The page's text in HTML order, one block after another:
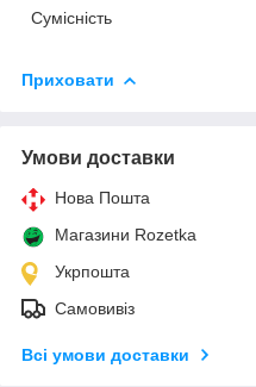
Сумісність
Приховати
Умови доставки
Нова Пошта
Магазини Rozetka
Укрпошта
Самовивіз
Всі умови доставки